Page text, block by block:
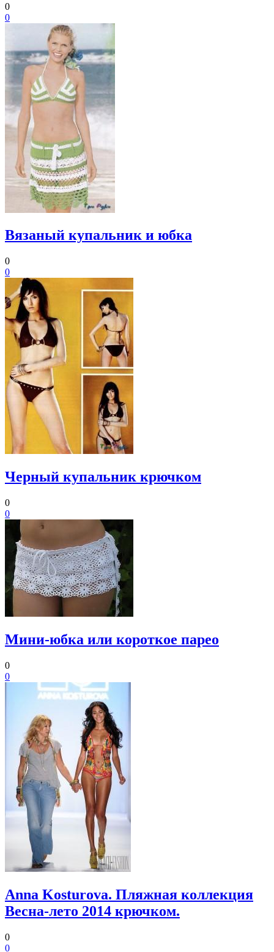
0
0
Вязаный купальник и юбка
0
0
Черный купальник крючком
0
0
Мини-юбка или короткое парео
0
0
Anna Kosturova. Пляжная коллекция
Весна-лето 2014 крючком.
0
0